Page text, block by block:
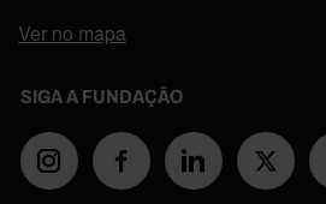
Ver no mapa
SIGA A FUNDAÇÃO